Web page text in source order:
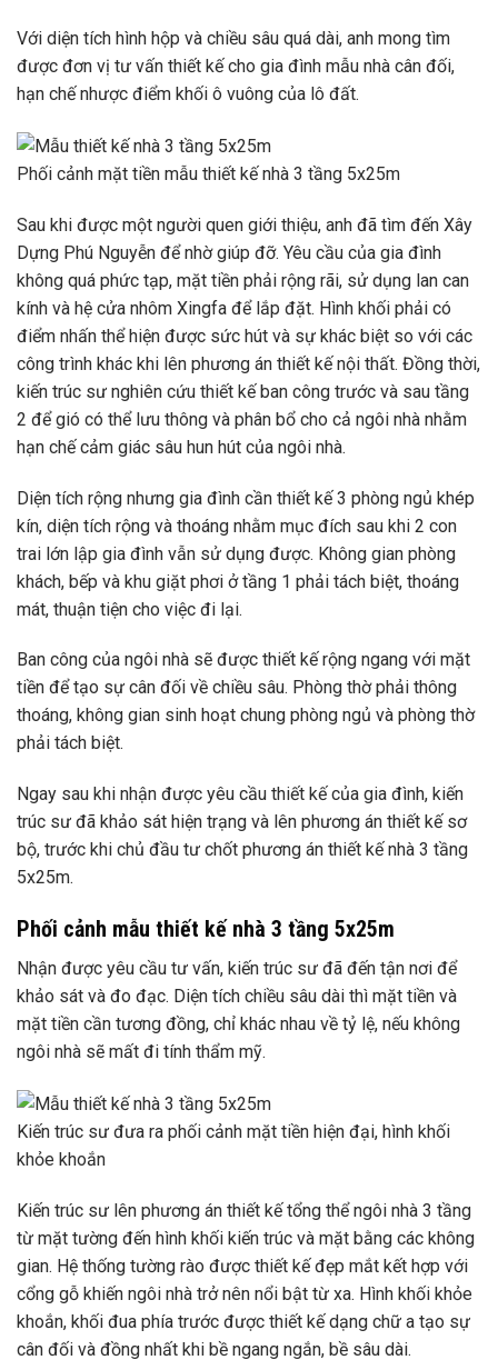
Với diện tích hình hộp và chiều sâu quá dài, anh mong tìm
được đơn vị tư vấn thiết kế cho gia đình mẫu nhà cân đối,
hạn chế nhược điểm khối ô vuông của lô đất.
Phối cảnh mặt tiền mẫu thiết kế nhà 3 tầng 5x25m
Sau khi được một người quen giới thiệu, anh đã tìm đến Xây
Dựng Phú Nguyễn để nhờ giúp đỡ. Yêu cầu của gia đình
không quá phức tạp, mặt tiền phải rộng rãi, sử dụng lan can
kính và hệ cửa nhôm Xingfa để lắp đặt. Hình khối phải có
điểm nhấn thể hiện được sức hút và sự khác biệt so với các
công trình khác khi lên phương án thiết kế nội thất. Đồng thời,
kiến ​​trúc sư nghiên cứu thiết kế ban công trước và sau tầng
2 để gió có thể lưu thông và phân bổ cho cả ngôi nhà nhằm
hạn chế cảm giác sâu hun hút của ngôi nhà.
Diện tích rộng nhưng gia đình cần thiết kế 3 phòng ngủ khép
kín, diện tích rộng và thoáng nhằm mục đích sau khi 2 con
trai lớn lập gia đình vẫn sử dụng được. Không gian phòng
khách, bếp và khu giặt phơi ở tầng 1 phải tách biệt, thoáng
mát, thuận tiện cho việc đi lại.
Ban công của ngôi nhà sẽ được thiết kế rộng ngang với mặt
tiền để tạo sự cân đối về chiều sâu. Phòng thờ phải thông
thoáng, không gian sinh hoạt chung phòng ngủ và phòng thờ
phải tách biệt.
Ngay sau khi nhận được yêu cầu thiết kế của gia đình, kiến ​​
trúc sư đã khảo sát hiện trạng và lên phương án thiết kế sơ
bộ, trước khi chủ đầu tư chốt phương án thiết kế nhà 3 tầng
5x25m.
Phối cảnh mẫu thiết kế nhà 3 tầng 5x25m
Nhận được yêu cầu tư vấn, kiến ​​trúc sư đã đến tận nơi để
khảo sát và đo đạc. Diện tích chiều sâu dài thì mặt tiền và
mặt tiền cần tương đồng, chỉ khác nhau về tỷ lệ, nếu không
ngôi nhà sẽ mất đi tính thẩm mỹ.
Kiến trúc sư đưa ra phối cảnh mặt tiền hiện đại, hình khối
khỏe khoắn
Kiến trúc sư lên phương án thiết kế tổng thể ngôi nhà 3 tầng
từ mặt tường đến hình khối kiến ​​trúc và mặt bằng các không
gian. Hệ thống tường rào được thiết kế đẹp mắt kết hợp với
cổng gỗ khiến ngôi nhà trở nên nổi bật từ xa. Hình khối khỏe
khoắn, khối đua phía trước được thiết kế dạng chữ a tạo sự
cân đối và đồng nhất khi bề ngang ngắn, bề sâu dài.